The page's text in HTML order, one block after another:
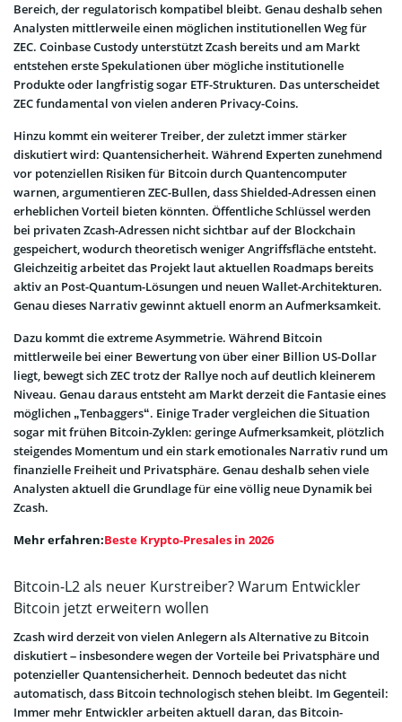
Bereich, der regulatorisch kompatibel bleibt. Genau deshalb sehen
Analysten mittlerweile einen möglichen institutionellen Weg für
ZEC. Coinbase Custody unterstützt Zcash bereits und am Markt
entstehen erste Spekulationen über mögliche institutionelle
Produkte oder langfristig sogar ETF-Strukturen. Das unterscheidet
ZEC fundamental von vielen anderen Privacy-Coins.
Hinzu kommt ein weiterer Treiber, der zuletzt immer stärker
diskutiert wird: Quantensicherheit. Während Experten zunehmend
vor potenziellen Risiken für Bitcoin durch Quantencomputer
warnen, argumentieren ZEC-Bullen, dass Shielded-Adressen einen
erheblichen Vorteil bieten könnten. Öffentliche Schlüssel werden
bei privaten Zcash-Adressen nicht sichtbar auf der Blockchain
gespeichert, wodurch theoretisch weniger Angriffsfläche entsteht.
Gleichzeitig arbeitet das Projekt laut aktuellen Roadmaps bereits
aktiv an Post-Quantum-Lösungen und neuen Wallet-Architekturen.
Genau dieses Narrativ gewinnt aktuell enorm an Aufmerksamkeit.
Dazu kommt die extreme Asymmetrie. Während Bitcoin
mittlerweile bei einer Bewertung von über einer Billion US-Dollar
liegt, bewegt sich ZEC trotz der Rallye noch auf deutlich kleinerem
Niveau. Genau daraus entsteht am Markt derzeit die Fantasie eines
möglichen „Tenbaggers“. Einige Trader vergleichen die Situation
sogar mit frühen Bitcoin-Zyklen: geringe Aufmerksamkeit, plötzlich
steigendes Momentum und ein stark emotionales Narrativ rund um
finanzielle Freiheit und Privatsphäre. Genau deshalb sehen viele
Analysten aktuell die Grundlage für eine völlig neue Dynamik bei
Zcash.
Mehr erfahren:Beste Krypto-Presales in 2026
Bitcoin-L2 als neuer Kurstreiber? Warum Entwickler
Bitcoin jetzt erweitern wollen
Zcash wird derzeit von vielen Anlegern als Alternative zu Bitcoin
diskutiert – insbesondere wegen der Vorteile bei Privatsphäre und
potenzieller Quantensicherheit. Dennoch bedeutet das nicht
automatisch, dass Bitcoin technologisch stehen bleibt. Im Gegenteil:
Immer mehr Entwickler arbeiten aktuell daran, das Bitcoin-